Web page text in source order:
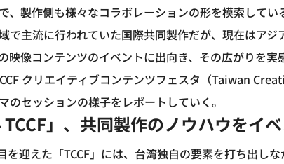
、製作側も様々なコラボレーションの形を模索して
で主流に行われていた国際共同製作だが、現在はアジ
映像コンテンツのイベントに出向き、その広がりを
クリエイティブコンテンツフェスタ（Taiwan
のセッションの様子をレポートしていく。
TCCF」、共同製作のノウハウをイ
を迎えた「TCCF」には、台湾独自の要素を打ち出しな